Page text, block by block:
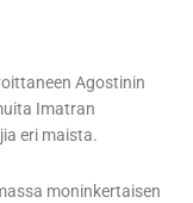
Agostinin
Imatran
eri maista.
moninkertaisen